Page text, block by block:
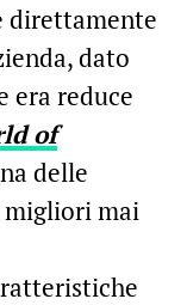
direttamente
dato
era reduce
of
delle
migliori mai